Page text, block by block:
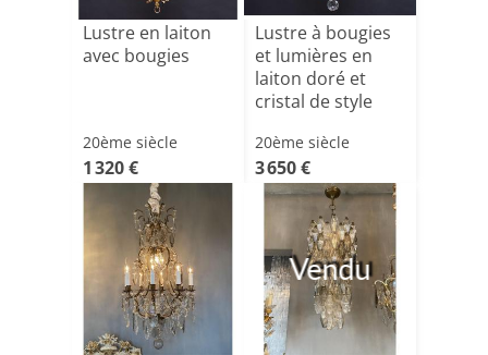
Lustre en laiton
avec bougies
20ème siècle
1 320 €
Lustre à bougies
et lumières en
laiton doré et
cristal de style
20ème siècle
3 650 €
Vendu